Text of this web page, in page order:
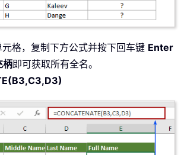
元格，复制下方公式并按下回车键 Enter
柄即可获取所有全名。